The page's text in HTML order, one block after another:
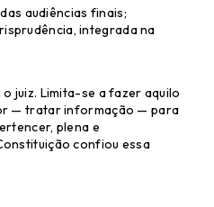
audiências finais;
integrada na
juiz. Limita-se a fazer aquilo
— tratar informação — para
plena e
confiou essa